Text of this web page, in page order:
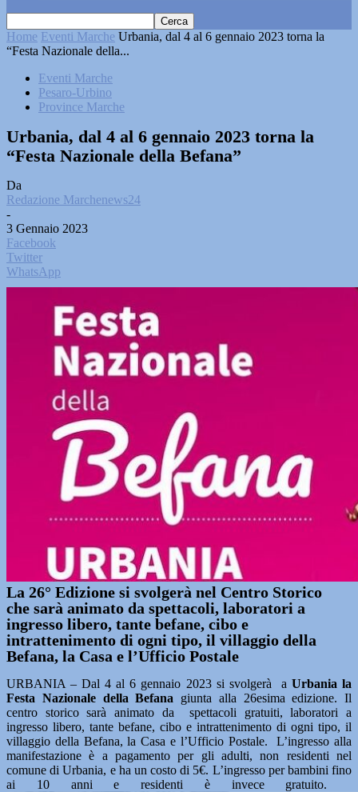
Home Eventi Marche Urbania, dal 4 al 6 gennaio 2023 torna la
“Festa Nazionale della...
Eventi Marche
Pesaro-Urbino
Province Marche
Urbania, dal 4 al 6 gennaio 2023 torna la
“Festa Nazionale della Befana”
Da
Redazione Marchenews24
-
3 Gennaio 2023
Facebook
Twitter
WhatsApp
La 26° Edizione si svolgerà nel Centro Storico
che sarà animato da spettacoli, laboratori a
ingresso libero, tante befane, cibo e
intrattenimento di ogni tipo, il villaggio della
Befana, la Casa e l’Ufficio Postale
URBANIA – Dal 4 al 6 gennaio 2023 si svolgerà a Urbania la
Festa Nazionale della Befana giunta alla 26esima edizione. Il
centro storico sarà animato da spettacoli gratuiti, laboratori a
ingresso libero, tante befane, cibo e intrattenimento di ogni tipo, il
villaggio della Befana, la Casa e l’Ufficio Postale. L’ingresso alla
manifestazione è a pagamento per gli adulti, non residenti nel
comune di Urbania, e ha un costo di 5€. L’ingresso per bambini fino
ai 10 anni e residenti è invece gratuito.